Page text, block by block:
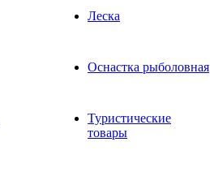
Леска
Оснастка рыболовная
Туристические
товары